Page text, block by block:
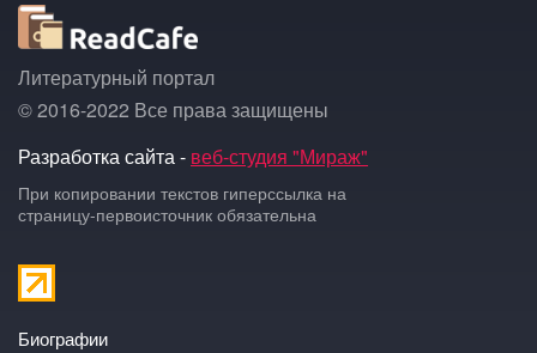
Литературный портал
© 2016-2022 Все права защищены
Разработка сайта - веб-студия "Мираж"
При копировании текстов гиперссылка на
страницу-первоисточник обязательна
Биографии